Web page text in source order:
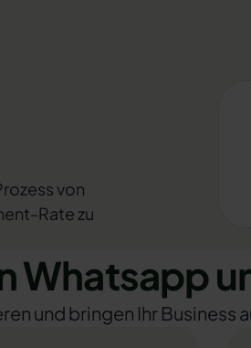
von
Rate zu
Whatsapp
und bringen Ihr Business